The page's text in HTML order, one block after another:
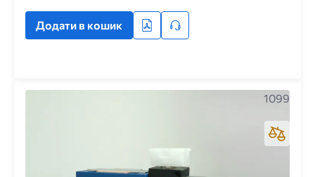
Додати в кошик
1099